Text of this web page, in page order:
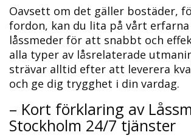
Oavsett om det gäller bostäder,
fordon, kan du lita på vårt
låssmeder för att snabbt och
alla typer av låsrelaterade
strävar alltid efter att leverera
och ge dig trygghet i din vardag.​
– Kort förklaring av
Stockholm 24/7 tjänster